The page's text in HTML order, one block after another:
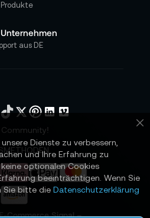
aus DE
Commerce Signal –
Dienste zu verbessern,
und Ihre Erfahrung zu
optionalen Cookies
beeinträchtigen. Wenn Sie
Sie bitte die Datenschutzerklärung